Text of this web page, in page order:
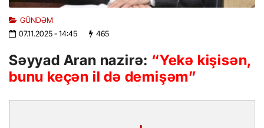
GÜNDƏM
07.11.2025- 14:45 465
Səyyad Aran nazirə: “Yekə kişisən,
bunu keçən il də demişəm”